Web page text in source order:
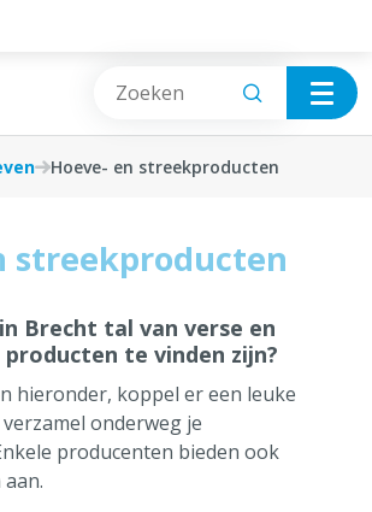
Proeven
Hoeve- en streekproducten
Alles over Proeven
Slapen
Plan je bezoek
Hoeve- en streekproducten
streekproducten
Brecht tal van verse en
te vinden zijn?
hieronder, koppel er een leuke
onderweg je
producenten bieden ook